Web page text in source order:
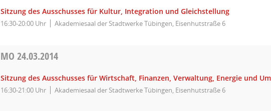
Sitzung des Ausschusses für Kultur, Integration und Gleichstellung
16:30-20:00 Uhr Akademiesaal der Stadtwerke Tübingen, Eisenhutstraße 6
MO24.03.2014
Sitzung des Ausschusses für Wirtschaft, Finanzen, Verwaltung, Energie und
16:30-21:00 Uhr Akademiesaal der Stadtwerke Tübingen, Eisenhutstraße 6